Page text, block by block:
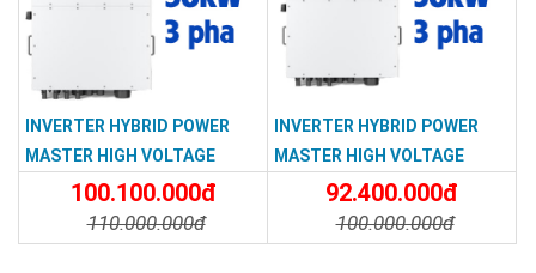
INVERTER HYBRID POWER
MASTER HIGH VOLTAGE
50KW 3P PD0500G-TPS-EU
100.100.000đ
110.000.000đ
INVERTER HYBRID POWER
MASTER HIGH VOLTAGE
30KW 3P PD0300G-TPS-EU
92.400.000đ
100.000.000đ